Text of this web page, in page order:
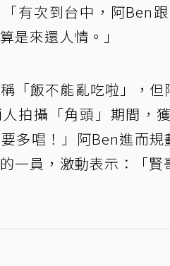
有次到台中，阿Ben
是來還人情。」
「飯不能亂吃啦」，
拍攝「角頭」期間，
多唱！」阿Ben進而
一員，激動表示：「